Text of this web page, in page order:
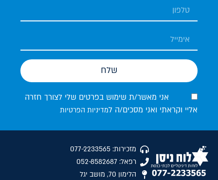
אני מאשר/ת שימוש בפרטים שלי לצורך חזרה
אליי וקראתי ואני מסכים/ה למדיניות הפרטיות
שלח
מזכירות: 077-2233565
רפאל: 052-8582687
הלימון 70, מושב יגל